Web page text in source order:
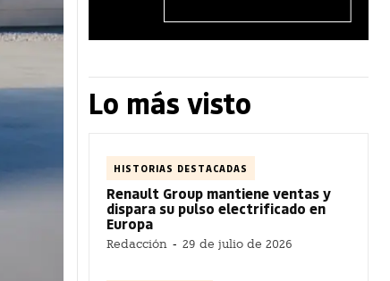
Lo más visto
HISTORIAS DESTACADAS
Renault Group mantiene ventas y
dispara su pulso electrificado en
Europa
Redacción - 29 de julio de 2026